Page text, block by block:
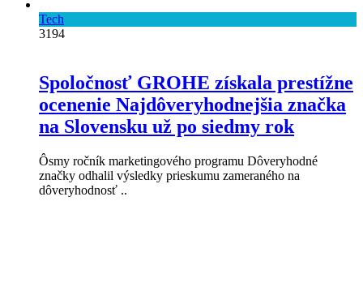
Tech
3194
Spoločnosť GROHE získala prestížne
ocenenie Najdôveryhodnejšia značka
na Slovensku už po siedmy rok
Ôsmy ročník marketingového programu Dôveryhodné
značky odhalil výsledky prieskumu zameraného na
dôveryhodnosť ..